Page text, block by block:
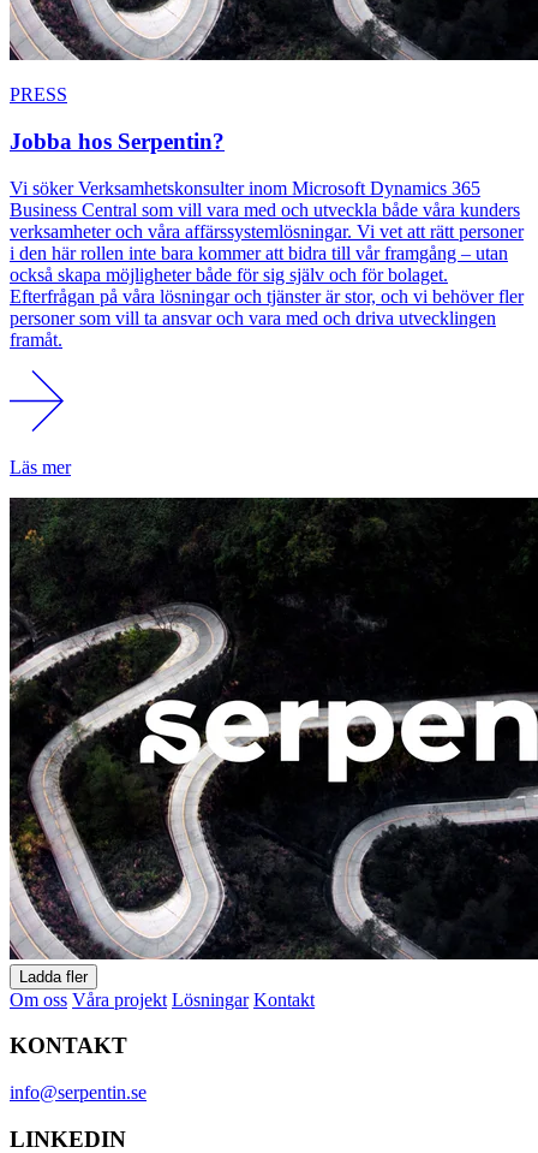
PRESS
Jobba hos Serpentin?
Vi söker Verksamhetskonsulter inom Microsoft Dynamics 365
Business Central som vill vara med och utveckla både våra kunders
verksamheter och våra affärssystemlösningar. Vi vet att rätt personer
i den här rollen inte bara kommer att bidra till vår framgång – utan
också skapa möjligheter både för sig själv och för bolaget.
Efterfrågan på våra lösningar och tjänster är stor, och vi behöver fler
personer som vill ta ansvar och vara med och driva utvecklingen
framåt.
Läs mer
Ladda fler
Om oss Våra projekt Lösningar Kontakt
KONTAKT
info@serpentin.se
LINKEDIN